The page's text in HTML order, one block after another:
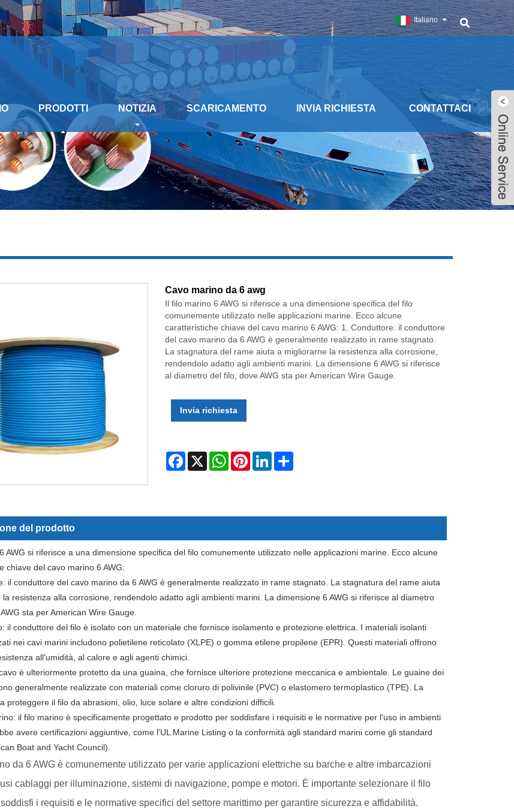
Italiano
PRODOTTI NOTIZIA SCARICAMENTO INVIA RICHIESTA CONTATTACI
Cavo marino da 6 awg
Il filo marino 6 AWG si riferisce a una dimensione specifica del filo
comunemente utilizzato nelle applicazioni marine. Ecco alcune
caratteristiche chiave del cavo marino 6 AWG: 1. Conduttore: il conduttore
del cavo marino da 6 AWG è generalmente realizzato in rame stagnato.
La stagnatura del rame aiuta a migliorarne la resistenza alla corrosione,
rendendolo adatto agli ambienti marini. La dimensione 6 AWG si riferisce
al diametro del filo, dove AWG sta per American Wire Gauge.
Invia richiesta
Facebook
X WhatsAppPinterestLinkedIn
del prodotto
AWG si riferisce a una dimensione specifica del filo comunemente utilizzato nelle applicazioni marine. Ecco alcune
chiave del cavo marino 6 AWG:
il conduttore del cavo marino da 6 AWG è generalmente realizzato in rame stagnato. La stagnatura del rame aiuta
resistenza alla corrosione, rendendolo adatto agli ambienti marini. La dimensione 6 AWG si riferisce al diametro
sta per American Wire Gauge.
il conduttore del filo è isolato con un materiale che fornisce isolamento e protezione elettrica. I materiali isolanti
nei cavi marini includono polietilene reticolato (XLPE) o gomma etilene propilene (EPR). Questi materiali offrono
all'umidità, al calore e agli agenti chimici.
è ulteriormente protetto da una guaina, che fornisce ulteriore protezione meccanica e ambientale. Le guaine dei
generalmente realizzate con materiali come cloruro di polivinile (PVC) o elastomero termoplastico (TPE). La
proteggere il filo da abrasioni, olio, luce solare e altre condizioni difficili.
il filo marino è specificamente progettato e prodotto per soddisfare i requisiti e le normative per l'uso in ambienti
avere certificazioni aggiuntive, come l'UL Marine Listing o la conformità agli standard marini come gli standard
Boat and Yacht Council).
da 6 AWG è comunemente utilizzato per varie applicazioni elettriche su barche e altre imbarcazioni
cablaggi per illuminazione, sistemi di navigazione, pompe e motori. È importante selezionare il filo
i requisiti e le normative specifici del settore marittimo per garantire sicurezza e affidabilità.